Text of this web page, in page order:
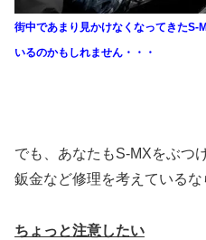
街中であまり見かけなくなってきたS-
いるのかもしれません・・・
でも、あなたもS-MXをぶつ
鈑金など修理を考えているな
ちょっと注意したい